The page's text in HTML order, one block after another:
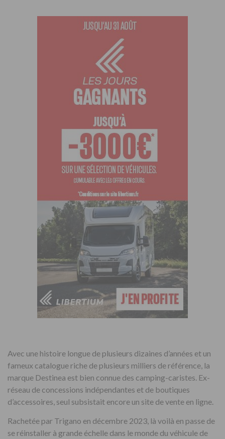
Avec une histoire longue de plusieurs dizaines d’années et un
fameux catalogue riche de plusieurs milliers de référence, la
marque Destinea est bien connue des camping-caristes. Ex-
réseau de concessions indépendantes et de boutiques
d’accessoires, seul subsistait encore un site de vente en ligne.
Rachetée par Trigano en décembre 2023, là voilà en passe de
se réinstaller à grande échelle dans le monde du véhicule de